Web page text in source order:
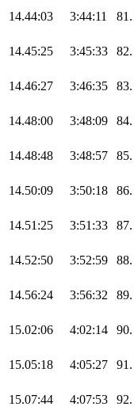
14.44:03 3:44:11 81.
14.45:25 3:45:33 82.
14.46:27 3:46:35 83.
14.48:00 3:48:09 84.
14.48:48 3:48:57 85.
14.50:09 3:50:18 86.
14.51:25 3:51:33 87.
14.52:50 3:52:59 88.
14.56:24 3:56:32 89.
15.02:06 4:02:14 90.
15.05:18 4:05:27 91.
15.07:44 4:07:53 92.